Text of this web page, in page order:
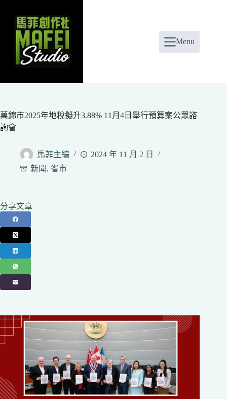
content
Menu
萬錦市2025年地稅擬升3.88% 11月4日舉行預算案公眾諮
詢會
馬菲主編
2024 年 11 月 2 日
新聞, 省市
分享文章